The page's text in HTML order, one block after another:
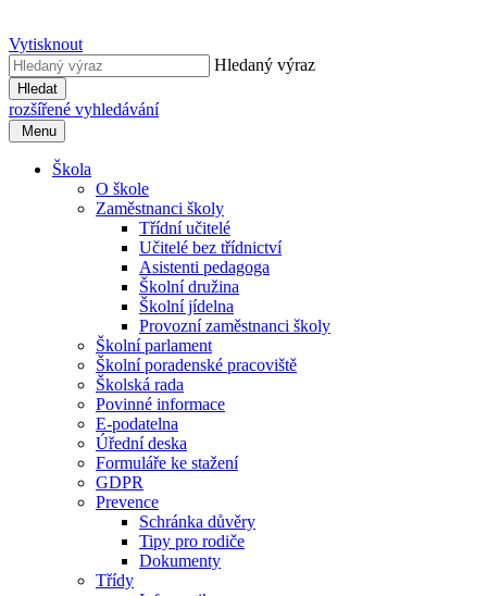
Vytisknout
Hledaný výraz
Hledat
rozšířené vyhledávání
Menu
Škola
O škole
Zaměstnanci školy
Třídní učitelé
Učitelé bez třídnictví
Asistenti pedagoga
Školní družina
Školní jídelna
Provozní zaměstnanci školy
Školní parlament
Školní poradenské pracoviště
Školská rada
Povinné informace
E-podatelna
Úřední deska
Formuláře ke stažení
GDPR
Prevence
Schránka důvěry
Tipy pro rodiče
Dokumenty
Třídy